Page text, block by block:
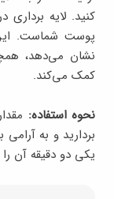
کنید. لایه
پوست شماست.
نشان می‌دهد،
کمک می‌کند.
نحوه استفاده:
بردارید و به
یکی دو دقیقه آن